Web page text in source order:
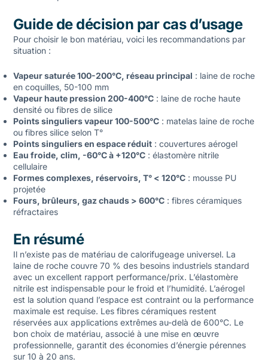
Guide de décision par cas d’usage
Pour choisir le bon matériau, voici les recommandations par
situation :
Vapeur saturée 100-200°C, réseau principal : laine de roche
en coquilles, 50-100 mm
Vapeur haute pression 200-400°C: laine de roche haute
densité ou fibres de silice
Points singuliers vapeur 100-500°C: matelas laine de roche
ou fibres silice selon T°
Points singuliers en espace réduit: couvertures aérogel
Eau froide, clim, -60°C à +120°C: élastomère nitrile
cellulaire
Formes complexes, réservoirs, T° < 120°C: mousse PU
projetée
Fours, brûleurs, gaz chauds > 600°C: fibres céramiques
réfractaires
En résumé
Il n’existe pas de matériau de calorifugeage universel. La
laine de roche couvre 70 % des besoins industriels standard
avec un excellent rapport performance/prix. L’élastomère
nitrile est indispensable pour le froid et l’humidité. L’aérogel
est la solution quand l’espace est contraint ou la performance
maximale est requise. Les fibres céramiques restent
réservées aux applications extrêmes au-delà de 600°C. Le
bon choix de matériau, associé à une mise en œuvre
professionnelle, garantit des économies d’énergie pérennes
sur 10 à 20 ans.